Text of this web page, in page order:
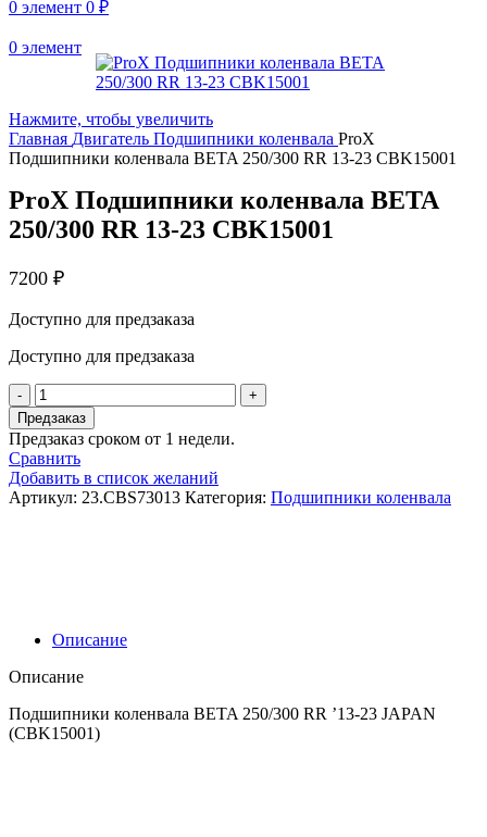
0 элемент 0 ₽
0 элемент
Нажмите, чтобы увеличить
Главная Двигатель Подшипники коленвала ProX
Подшипники коленвала BETA 250/300 RR 13-23 CBK15001
ProX Подшипники коленвала BETA
250/300 RR 13-23 CBK15001
7200 ₽
Доступно для предзаказа
Доступно для предзаказа
Количество
товара
ProX
Подшипники
коленвала
BETA
250/300
Предзаказ
Предзаказ сроком от 1 недели.
Сравнить
Добавить в список желаний
Артикул: 23.CBS73013 Категория: Подшипники коленвала
Описание
Описание
Подшипники коленвала BETA 250/300 RR ’13-23 JAPAN
(CBK15001)